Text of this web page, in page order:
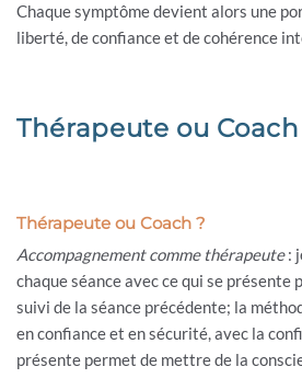
Chaque symptôme devient alors une
liberté, de confiance et de cohérence
Thérapeute ou
Thérapeute ou Coach ?
Accompagnement comme thérapeute:
chaque séance avec ce qui se présente
suivi de la séance précédente; la
en confiance et en sécurité, avec la
présente permet de mettre de la